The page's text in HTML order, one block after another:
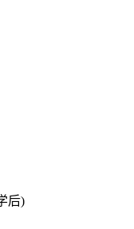
后)